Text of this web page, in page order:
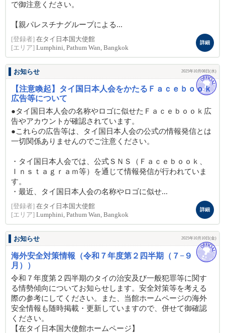
で御注意ください。
【親パレスチナグループによる...
[登録者] 在タイ日本国大使館
[エリア] Lumphini, Pathum Wan, Bangkok
詳細
お知らせ 2025年10月08日(水)
【注意喚起】タイ国日本人会をかたるＦａｃｅｂｏｏｋ
広告等について
●タイ国日本人会の名称やロゴに似せたＦａｃｅｂｏｏｋ広
告やアカウントが確認されています。
●これらの広告等は、タイ国日本人会の公式の情報発信とは
一切関係ありませんのでご注意ください。
・タイ国日本人会では、公式ＳＮＳ（Ｆａｃｅｂｏｏｋ、
Ｉｎｓｔａｇｒａｍ等）を通じて情報発信が行われていま
す。
・最近、タイ国日本人会の名称やロゴに似せ...
[登録者] 在タイ日本国大使館
[エリア] Lumphini, Pathum Wan, Bangkok
詳細
お知らせ 2025年10月10日(金)
海外安全対策情報（令和７年度第２四半期（７−９
月））
令和７年度第２四半期のタイの治安及び一般犯罪等に関す
る情勢傾向についてお知らせします。安全対策等を考える
際の参考にしてください。また、当館ホームページの海外
安全情報も随時掲載・更新していますので、併せて御確認
ください。
【在タイ日本国大使館ホームページ】